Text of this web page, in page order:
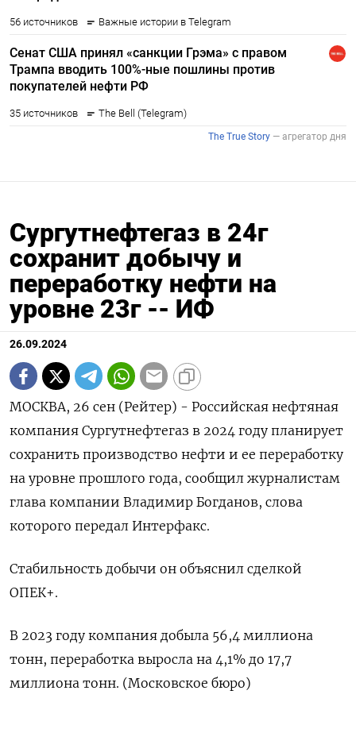
Сургутнефтегаз в 24г
сохранит добычу и
переработку нефти на
уровне 23г -- ИФ
26.09.2024
МОСКВА, 26 сен (Рейтер) - Российская нефтяная
компания Сургутнефтегаз в 2024 году планирует
сохранить производство нефти и ее переработку
на уровне прошлого года, сообщил журналистам
глава компании Владимир Богданов, слова
которого передал Интерфакс.
Стабильность добычи он объяснил сделкой
ОПЕК+.
В 2023 году компания добыла 56,4 миллиона
тонн, переработка выросла на 4,1% до 17,7
миллиона тонн. (Московское бюро)